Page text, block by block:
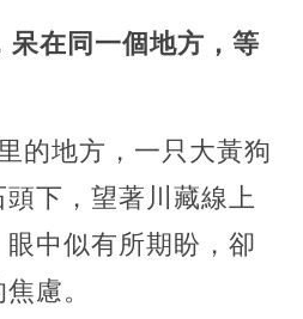
呆在同一個地方，等
的地方，一只大黃狗
下，望著川藏線上
中似有所期盼，卻
慮。